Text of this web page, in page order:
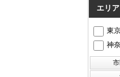
エリア
東
神